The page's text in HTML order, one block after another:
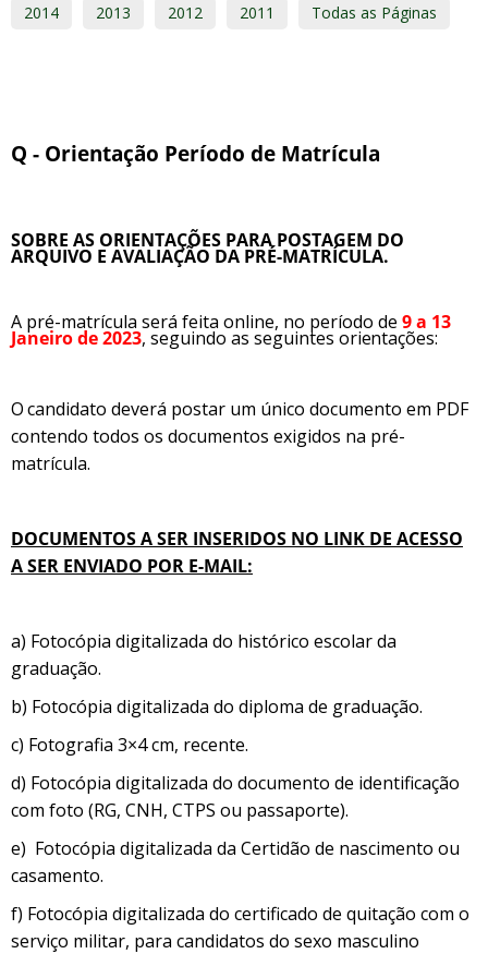
2014 2013 2012 2011 Todas as Páginas
Q - Orientação Período de Matrícula
SOBRE AS ORIENTAÇÕES PARA POSTAGEM DO
ARQUIVO E AVALIAÇÃO DA PRÉ-MATRÍCULA.
A pré-matrícula será feita online, no período de 9 a 13
Janeiro de 2023, seguindo as seguintes orientações:
Ocandidato deverá postar um único documento em PDF
contendo todos os documentos exigidos na pré-
matrícula.
DOCUMENTOS A SER INSERIDOS NO LINK DE ACESSO
A SER ENVIADO POR E-MAIL:
a) Fotocópia digitalizada do histórico escolar da
graduação.
b) Fotocópia digitalizada do diploma de graduação.
c) Fotografia 3×4 cm, recente.
d) Fotocópia digitalizada do documento de identificação
com foto (RG, CNH, CTPS ou passaporte).
e) Fotocópia digitalizada da Certidão de nascimento ou
casamento.
f) Fotocópia digitalizada do certificado de quitação com o
serviço militar, para candidatos do sexo masculino